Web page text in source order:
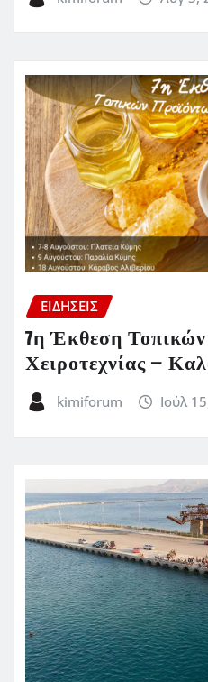
ΕΙΔΗΣΕΙΣ
7η Έκθεση
Χειροτεχνίας –
kimiforum Ιούλ